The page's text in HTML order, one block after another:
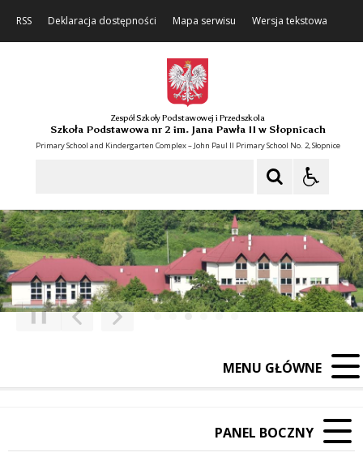
RSS Deklaracja dostępności Mapa serwisu Wersja tekstowa
Zespół Szkoły Podstawowej i Przedszkola
Szkoła Podstawowa nr 2 im. Jana Pawła II w Słopnicach
Primary School and Kindergarten Complex – John Paul II Primary School No. 2, Słopnice
Poprzedni Element
Następny Element
❚❚
MENU GŁÓWNE
PANEL BOCZNY